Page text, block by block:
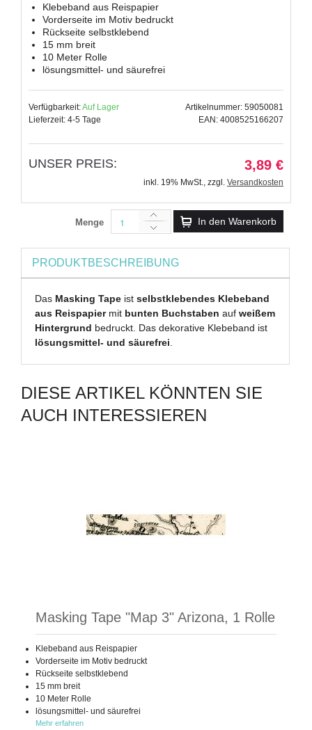
Klebeband aus Reispapier
Vorderseite im Motiv bedruckt
Rückseite selbstklebend
15 mm breit
10 Meter Rolle
lösungsmittel- und säurefrei
Verfügbarkeit:Auf Lager
Lieferzeit: 4-5 Tage
Artikelnummer: 59050081
EAN: 4008525166207
UNSER PREIS: 3,89 €
inkl. 19% MwSt., zzgl. Versandkosten
Menge In den Warenkorb
PRODUKTBESCHREIBUNG
Das Masking Tape istselbstklebendes Klebeband
aus Reispapiermit bunten Buchstaben aufweißem
Hintergrund bedruckt. Das dekorative Klebeband ist
lösungsmittel- und säurefrei.
DIESE ARTIKEL KÖNNTEN SIE
AUCH INTERESSIEREN
Masking Tape "Map 3" Arizona, 1 Rolle
Klebeband aus Reispapier
Vorderseite im Motiv bedruckt
Rückseite selbstklebend
15 mm breit
10 Meter Rolle
lösungsmittel- und säurefrei
Mehr erfahren